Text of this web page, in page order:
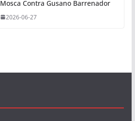
Mosca Contra Gusano Barrenador
2026-06-27